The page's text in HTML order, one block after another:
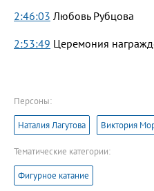
2:46:03 Любовь Рубцова
2:53:49 Церемония
Персоны:
Наталия Лагутова Виктория
Тематические категории:
Фигурное катание